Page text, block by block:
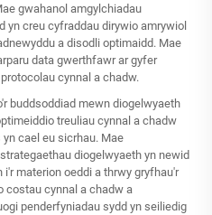
gwahanol amgylchiadau
yn creu cyfraddau dirywio amrywiol
a disodli optimaidd. Mae
data gwerthfawr ar gyfer
cynnal a chadw.
buddsoddiad mewn diogelwyaeth
treuliau cynnal a chadw
cael eu sicrhau. Mae
diogelwyaeth yn newid
materion oeddi a thrwy gryfhau'r
costau cynnal a chadw a
penderfyniadau sydd yn seiliedig